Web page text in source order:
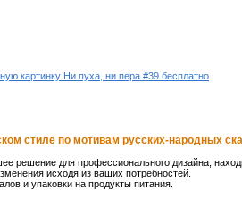
картинку Ни пуха, ни пера #39 бесплатно
стиле по мотивам русских-народных
решение для профессионального дизайна,
исходя из ваших потребностей.
и упаковки на продукты питания.